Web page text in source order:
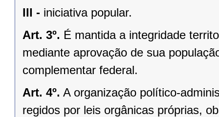
III - iniciativa popular.
Art. 3º. É mantida a integridade
mediante aprovação de sua
complementar federal.
Art. 4º. A organização político-
regidos por leis orgânicas próprias,